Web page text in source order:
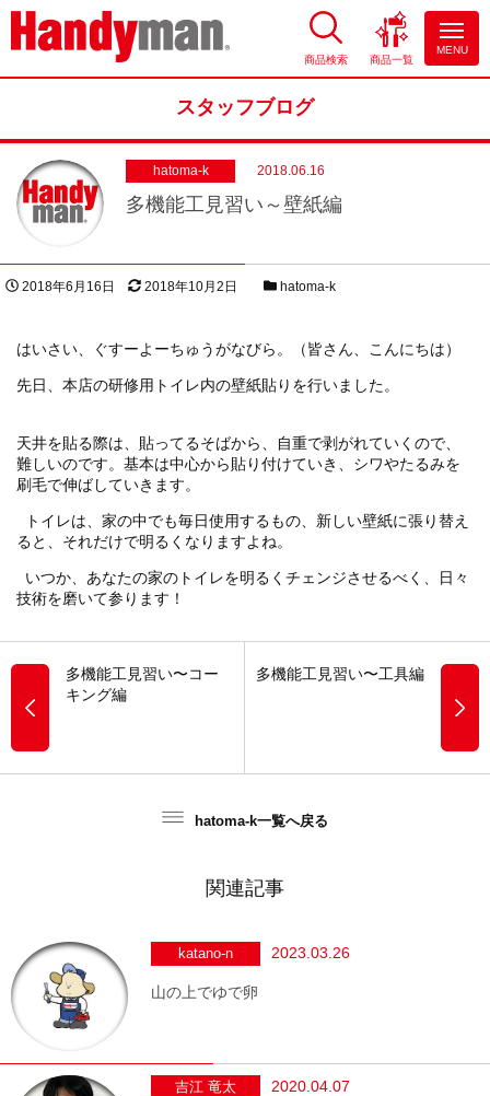
お風呂やキッチンのリフォーム
商品検索 商品一覧
MENU
スタッフブログ
hatoma-k 2018.06.16
多機能工見習い～壁紙編
投稿日
2018年6月16日 更新日
2018年10月2日
スタッフブログカテゴリー
hatoma-k
はいさい、ぐすーよーちゅうがなびら。（皆さん、こんにちは）
先日、本店の研修用トイレ内の壁紙貼りを行いました。
天井を貼る際は、貼ってるそばから、自重で剥がれていくので、
難しいのです。基本は中心から貼り付けていき、シワやたるみを
刷毛で伸ばしていきます。
トイレは、家の中でも毎日使用するもの、新しい壁紙に張り替え
ると、それだけで明るくなりますよね。
いつか、あなたの家のトイレを明るくチェンジさせるべく、日々
技術を磨いて参ります！
多機能工見習い〜コー
キング編
多機能工見習い〜工具編
hatoma-k一覧へ戻る
関連記事
katano-n 2023.03.26
山の上でゆで卵
吉江 竜太 2020.04.07